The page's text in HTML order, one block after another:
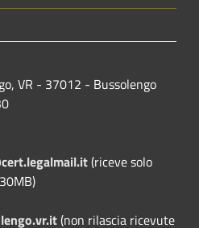
VR - 37012 - Bussolengo
(riceve solo
(non rilascia ricevute